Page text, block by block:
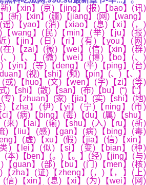
xin】(京)【jing】(报)【bao】(讯)
(新)【xin】(疆)【jiang】(网)【wang】
)【yao】(消)【xiao】(息)【xi】(，)
【wang】(民)【min】(举)【ju】(报)
)【jin】(日)【ri】(有)【you】(网)
(在)【zai】(微)【wei】(信)【xin】(群)
(、)【、】(微)【wei】(博)【bo】(、)
)【yin】(等)【deng】(平)【ping】(台)
】(视)【shi】(频)【pin】(、)【、】
或)【huo】(文)【wen】(字)【zi】(等)
)【shi】(散)【san】(布)【bu】(“)【“】
专)【zhuan】(家)【jia】(实)【shi】(地)
)【zha】(伊)【yi】(宁)【ning】(市)
ci】(病)【bing】(毒)【du】(属)【shu】
(来)【lai】(输)【shu】(入)【ru】(新)
)【liu】(感)【gan】(病)【bing】(毒)
】(虚)【xu】(假)【jia】(信)【xin】
)【lei】(似)【si】(变)【bian】(种)
(本)【ben】(。)【。】(经)【jing】(与)
)【guan】(部)【bu】(门)【men】(核)
【zha】(证)【zheng】(，)【，】(上)
(信)【xin】(息)【xi】(为)【wei】(网)